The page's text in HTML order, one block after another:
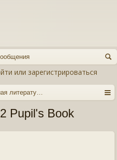
или зарегистрироваться
литература
Pupil's Book